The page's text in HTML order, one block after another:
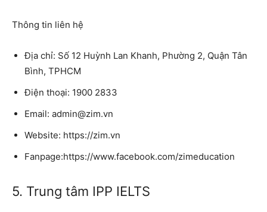
Thông tin liên hệ
Địa chỉ: Số 12 Huỳnh Lan Khanh, Phường 2, Quận Tân
Bình, TPHCM
Điện thoại: 1900 2833
Email: admin@zim.vn
Website: https://zim.vn
Fanpage:https://www.facebook.com/zimeducation
5. Trung tâm IPP IELTS